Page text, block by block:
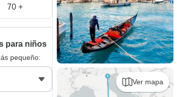
Ver mapa
70 +
para niños
pequeño: